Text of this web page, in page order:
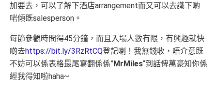
加要去，可以了解下酒店arrangement而又可以去識下啲
啱傾既salesperson。
每節參觀時間得45分鐘，而且入場人數有限，有興趣就快
啲去https://bit.ly/3RzRtCQ登記喇！我無錢收，唔介意既
不妨可以係表格最尾寫翻係係”MrMiles“到話俾萬豪知你係
經我得知啦haha~